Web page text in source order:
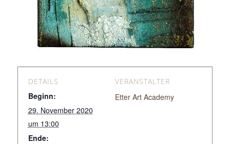
DETAILS
Beginn:
29. November 2020
um 13:00
Ende:
VERANSTALTER
Etter Art Academy